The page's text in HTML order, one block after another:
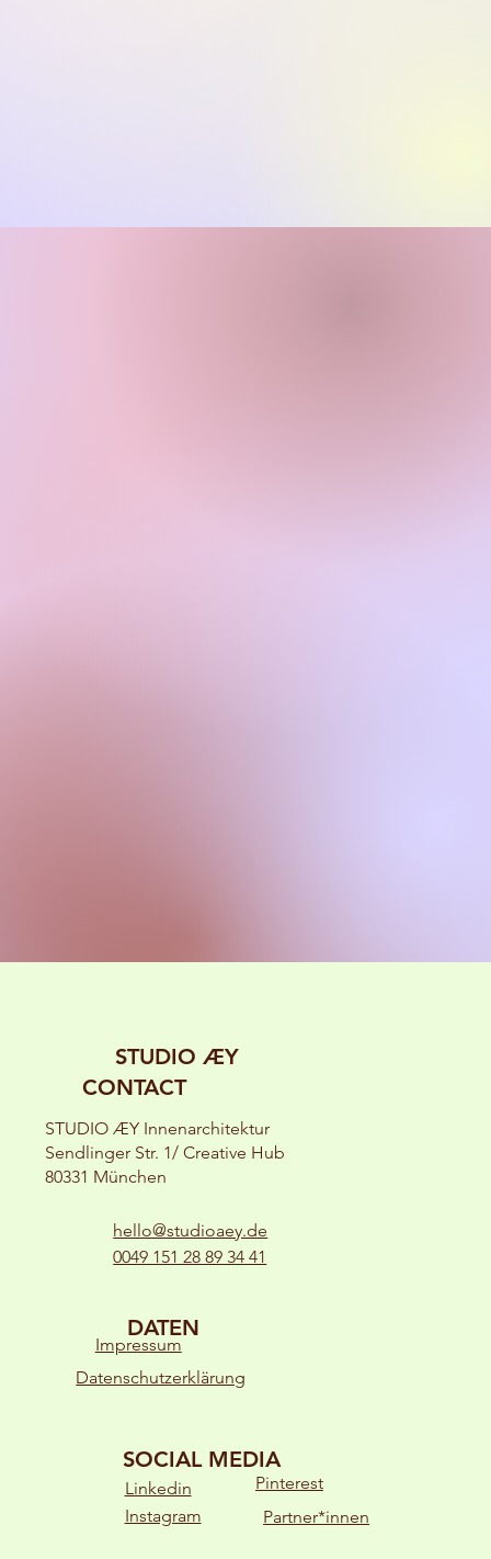
0049 151 28 89 34 41
hello@studioaey.de
SOCIAL MEDIA
Linkedin
Pinterest
Instagram
Partner*innen
STUDIO ÆY Innenarchitektur
Sendlinger Str. 1/ Creative Hub
80331 München
Impressum
Datenschutzerklärung
DATEN
CONTACT
STUDIO ÆY